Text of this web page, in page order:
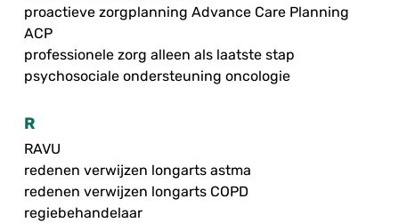
proactieve zorgplanning Advance Care Planning
ACP
professionele zorg alleen als laatste stap
psychosociale ondersteuning oncologie
R
RAVU
redenen verwijzen longarts astma
redenen verwijzen longarts COPD
regiebehandelaar